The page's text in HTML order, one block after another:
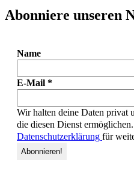
Abonniere unseren
Name
E-Mail *
Wir halten deine Daten privat
die diesen Dienst
Datenschutzerklärung für